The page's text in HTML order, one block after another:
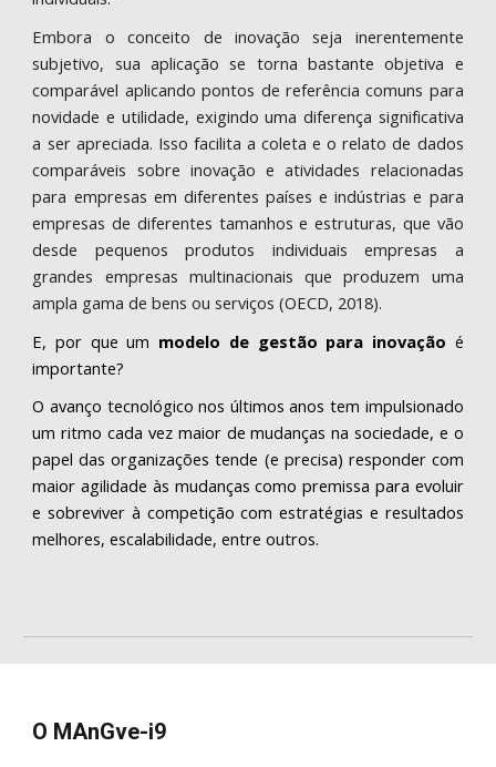
Embora o conceito de inovação seja inerentemente
subjetivo, sua aplicação se torna bastante objetiva e
comparável aplicando pontos de referência comuns para
novidade e utilidade, exigindo uma diferença significativa
a ser apreciada. Isso facilita a coleta e o relato de dados
comparáveis ​​sobre inovação e atividades relacionadas
para empresas em diferentes países e indústrias e para
empresas de diferentes tamanhos e estruturas, que vão
desde pequenos produtos individuais empresas a
grandes empresas multinacionais que produzem uma
ampla gama de bens ou serviços (OECD, 2018).
E, por que um modelo de gestão para inovação é
importante?
O avanço tecnológico nos últimos anos tem impulsionado
um ritmo cada vez maior de mudanças na sociedade, e o
papel das organizações tende (e precisa) responder com
maior agilidade às mudanças como premissa para evoluir
e sobreviver à competição com estratégias e resultados
melhores, escalabilidade, entre outros.
O MAnGve-i9